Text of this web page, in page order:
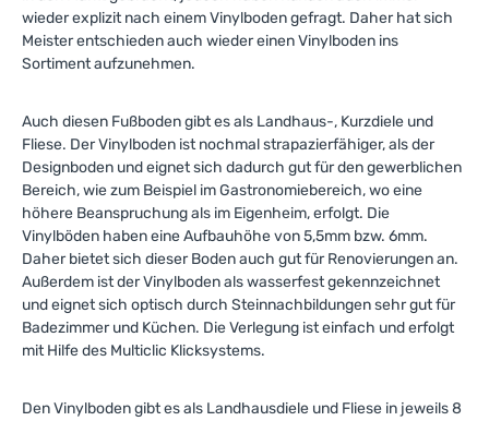
wieder explizit nach einem Vinylboden gefragt. Daher hat sich
Meister entschieden auch wieder einen Vinylboden ins
Sortiment aufzunehmen.
Auch diesen Fußboden gibt es als Landhaus-, Kurzdiele und
Fliese. Der Vinylboden ist nochmal strapazierfähiger, als der
Designboden und eignet sich dadurch gut für den gewerblichen
Bereich, wie zum Beispiel im Gastronomiebereich, wo eine
höhere Beanspruchung als im Eigenheim, erfolgt. Die
Vinylböden haben eine Aufbauhöhe von 5,5mm bzw. 6mm.
Daher bietet sich dieser Boden auch gut für Renovierungen an.
Außerdem ist der Vinylboden als wasserfest gekennzeichnet
und eignet sich optisch durch Steinnachbildungen sehr gut für
Badezimmer und Küchen. Die Verlegung ist einfach und erfolgt
mit Hilfe des Multiclic Klicksystems.
Den Vinylboden gibt es als Landhausdiele und Fliese in jeweils 8